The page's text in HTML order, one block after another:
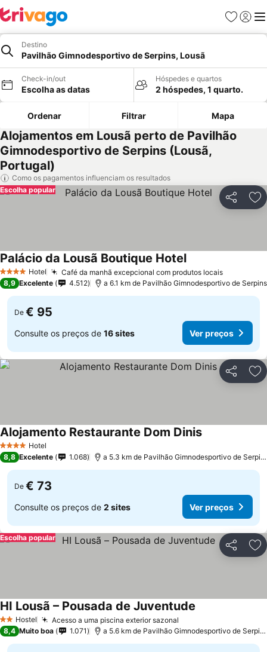
Favoritos
Iniciar
Destino
Pavilhão Gimnodesportivo de Serpins, Lousã
Check-in/out
Escolha as datas
Hóspedes e quartos
2 hóspedes, 1 quarto.
Ordenar Filtrar Mapa
Alojamentos em Lousã perto de Pavilhão
Gimnodesportivo de Serpins (Lousã,
Portugal)
Como os pagamentos influenciam os resultados
Partilhar
Escolha popular
4 EstrelasHotel Café da manhã excepcional com produtos locais
Palácio da Lousã Boutique Hotel
8,9 Excelente 4.512 a 6.1 km de Pavilhão Gimnodesportivo de Serpins
De € 95
Consulte os preços de 16 sites Ver preços
Partilhar
4 EstrelasHotel
Alojamento Restaurante Dom Dinis
8,8 Excelente 1.068 a 5.3 km de Pavilhão Gimnodesportivo de Serpins
De € 73
Consulte os preços de 2 sites Ver preços
Partilhar
Escolha popular
2 Estrelas
Hostel Acesso a uma piscina exterior sazonal
HI Lousã – Pousada de Juventude
8,4 Muito boa 1.071 a 5.6 km de Pavilhão Gimnodesportivo de Serpins